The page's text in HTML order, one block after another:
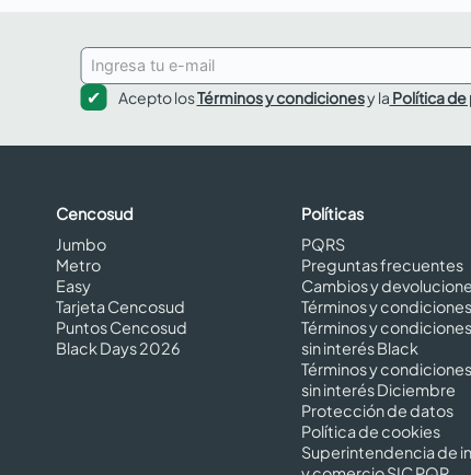
Acepto losTérminos y condicionesy la Política
Cencosud
Jumbo
Metro
Easy
Tarjeta Cencosud
Puntos Cencosud
Black Days 2026
Políticas
PQRS
Preguntas frecuentes
Cambios y
Términos y condiciones
Términos y
sin interés Black
Términos y
sin interés Diciembre
Protección de datos
Política de cookies
Superintendencia de